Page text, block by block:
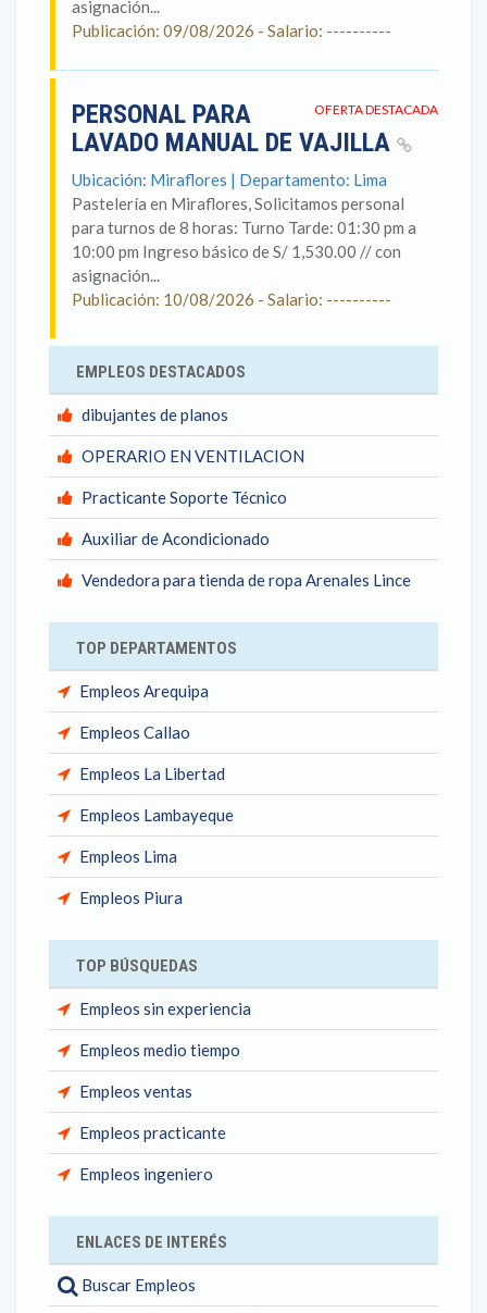
asignación...
Publicación: 09/08/2026 - Salario: ----------
OFERTA DESTACADA
PERSONAL PARA
LAVADO MANUAL DE VAJILLA
Ubicación: Miraflores | Departamento: Lima
Pastelería en Miraflores, Solicitamos personal
para turnos de 8 horas: Turno Tarde: 01:30 pm a
10:00 pm Ingreso básico de S/ 1,530.00 // con
asignación...
Publicación: 10/08/2026 - Salario: ----------
EMPLEOS DESTACADOS
dibujantes de planos
OPERARIO EN VENTILACION
Practicante Soporte Técnico
Auxiliar de Acondicionado
Vendedora para tienda de ropa Arenales Lince
TOP DEPARTAMENTOS
Empleos Arequipa
Empleos Callao
Empleos La Libertad
Empleos Lambayeque
Empleos Lima
Empleos Piura
TOP BÚSQUEDAS
Empleos sin experiencia
Empleos medio tiempo
Empleos ventas
Empleos practicante
Empleos ingeniero
ENLACES DE INTERÉS
Buscar Empleos